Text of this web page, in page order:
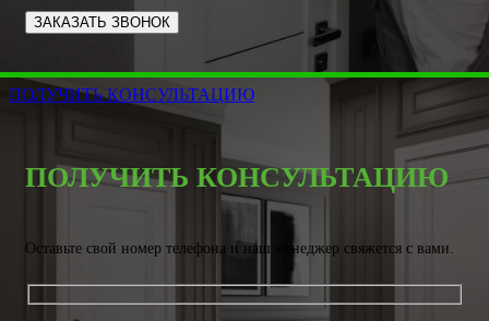
ПОЛУЧИТЬ КОНСУЛЬТАЦИЮ
ПОЛУЧИТЬ КОНСУЛЬТАЦИЮ
Оставьте свой номер телефона и наш менеджер свяжется с вами.